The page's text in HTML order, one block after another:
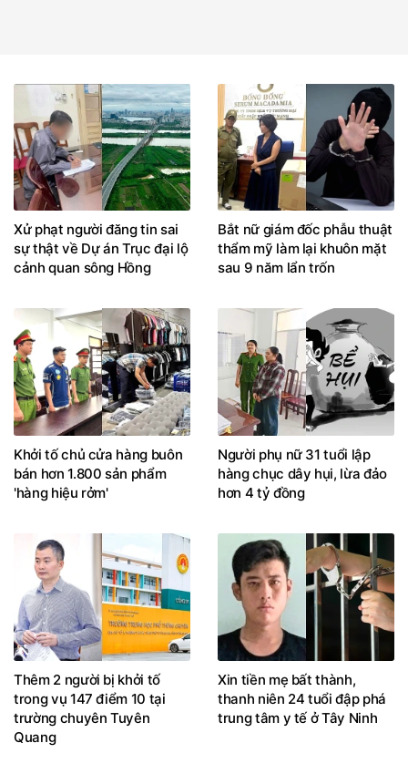
Xử phạt người đăng tin sai
sự thật về Dự án Trục đại lộ
cảnh quan sông Hồng
Bắt nữ giám đốc phẫu thuật
thẩm mỹ làm lại khuôn mặt
sau 9 năm lẩn trốn
Khởi tố chủ cửa hàng buôn
bán hơn 1.800 sản phẩm
'hàng hiệu rởm'
Người phụ nữ 31 tuổi lập
hàng chục dây hụi, lừa đảo
hơn 4 tỷ đồng
Thêm 2 người bị khởi tố
trong vụ 147 điểm 10 tại
trường chuyên Tuyên
Quang
Xin tiền mẹ bất thành,
thanh niên 24 tuổi đập phá
trung tâm y tế ở Tây Ninh